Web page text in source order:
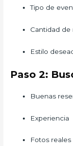
Tipo de
Cantidad de
Estilo
Paso 2:
Buenas
Experiencia
Fotos reales